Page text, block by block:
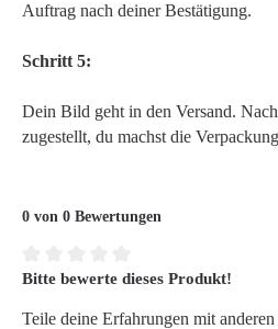
Auftrag nach deiner Bestätigung.
Schritt 5:
Dein Bild geht in den Versand.
zugestellt, du machst die
0 von 0 Bewertungen
Durchschnittliche Bewertung von 0
Bitte bewerte dieses Produkt!
Teile deine Erfahrungen mit